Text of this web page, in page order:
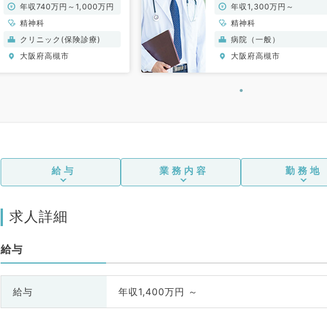
勤）年収740万円～1,000万円
精神科
クリニック(保険診療)
大阪府高槻市
事です（精神科／常勤）
年収1,300万円～
精神科
病院（一般）
大阪府高槻市
給与 業務内容 勤務地
求人詳細
給与
給与 年収1,400万円 ～